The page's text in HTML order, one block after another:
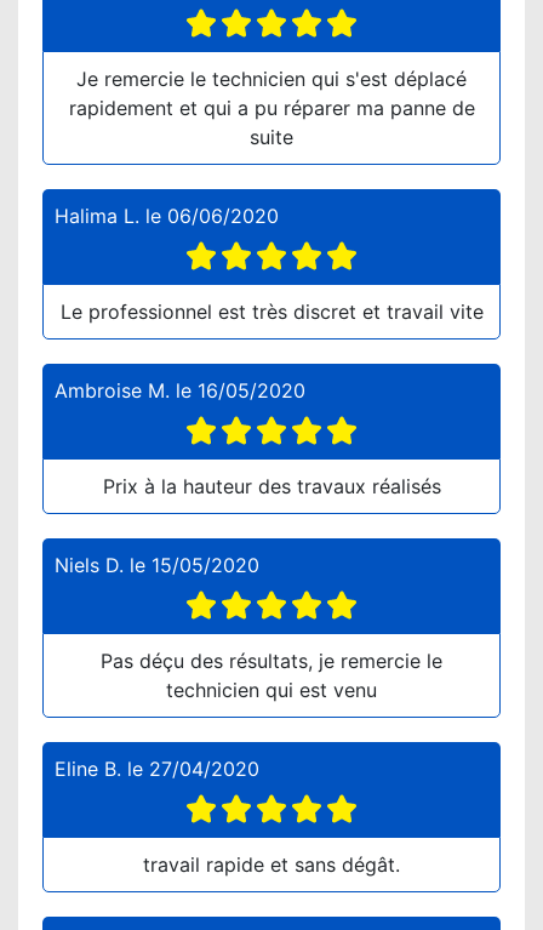
Je remercie le technicien qui s'est déplacé
rapidement et qui a pu réparer ma panne de
suite
Halima L. le 06/06/2020
Le professionnel est très discret et travail vite
Ambroise M. le 16/05/2020
Prix à la hauteur des travaux réalisés
Niels D. le 15/05/2020
Pas déçu des résultats, je remercie le
technicien qui est venu
Eline B. le 27/04/2020
travail rapide et sans dégât.